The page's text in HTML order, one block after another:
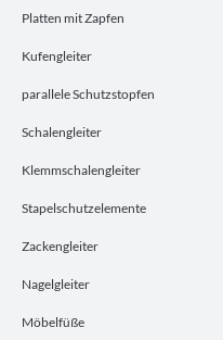
Platten mit Zapfen
Kufengleiter
parallele Schutzstopfen
Schalengleiter
Klemmschalengleiter
Stapelschutzelemente
Zackengleiter
Nagelgleiter
Möbelfüße